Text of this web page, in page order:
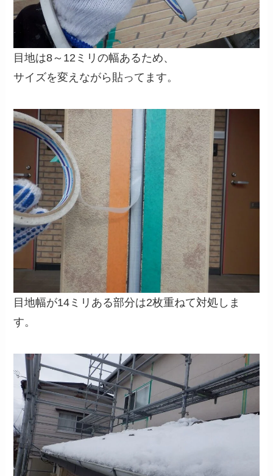
目地は8～12ミリの幅あるため、
サイズを変えながら貼ってます。
目地幅が14ミリある部分は2枚重ねて対処しま
す。